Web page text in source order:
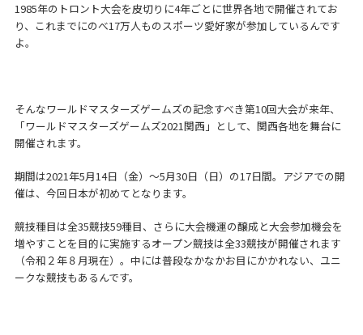
1985年のトロント大会を皮切りに4年ごとに世界各地で開催されてお
り、これまでにのべ17万人ものスポーツ愛好家が参加しているんです
よ。
そんなワールドマスターズゲームズの記念すべき第10回大会が来年、
「ワールドマスターズゲームズ2021関西」として、関西各地を舞台に
開催されます。
期間は2021年5月14日（金）～5月30日（日）の17日間。アジアでの開
催は、今回日本が初めてとなります。
競技種目は全35競技59種目、さらに大会機運の醸成と大会参加機会を
増やすことを目的に実施するオープン競技は全33競技が開催されます
（令和２年８月現在）。中には普段なかなかお目にかかれない、ユニ
ークな競技もあるんです。